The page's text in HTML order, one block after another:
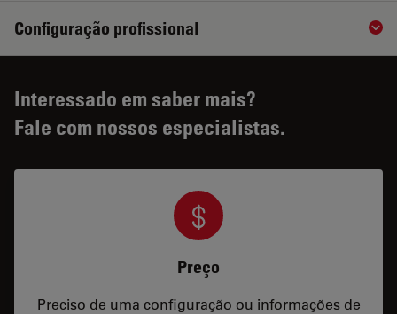
Configuração profissional
Interessado em saber mais?
Fale com nossos especialistas.
Preço
Preciso de uma configuração ou informações de